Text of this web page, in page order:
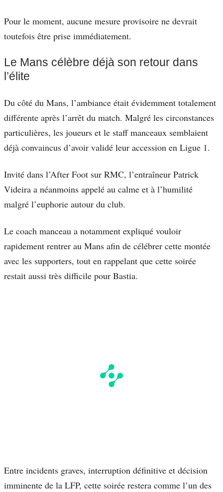
Pour le moment, aucune mesure provisoire ne devrait
toutefois être prise immédiatement.
Le Mans célèbre déjà son retour dans
l’élite
Du côté du Mans, l’ambiance était évidemment totalement
différente après l’arrêt du match. Malgré les circonstances
particulières, les joueurs et le staff manceaux semblaient
déjà convaincus d’avoir validé leur accession en Ligue 1.
Invité dans l’After Foot sur RMC, l’entraîneur Patrick
Videira a néanmoins appelé au calme et à l’humilité
malgré l’euphorie autour du club.
Le coach manceau a notamment expliqué vouloir
rapidement rentrer au Mans afin de célébrer cette montée
avec les supporters, tout en rappelant que cette soirée
restait aussi très difficile pour Bastia.
Entre incidents graves, interruption définitive et décision
imminente de la LFP, cette soirée restera comme l’un des